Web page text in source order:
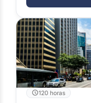
120 horas